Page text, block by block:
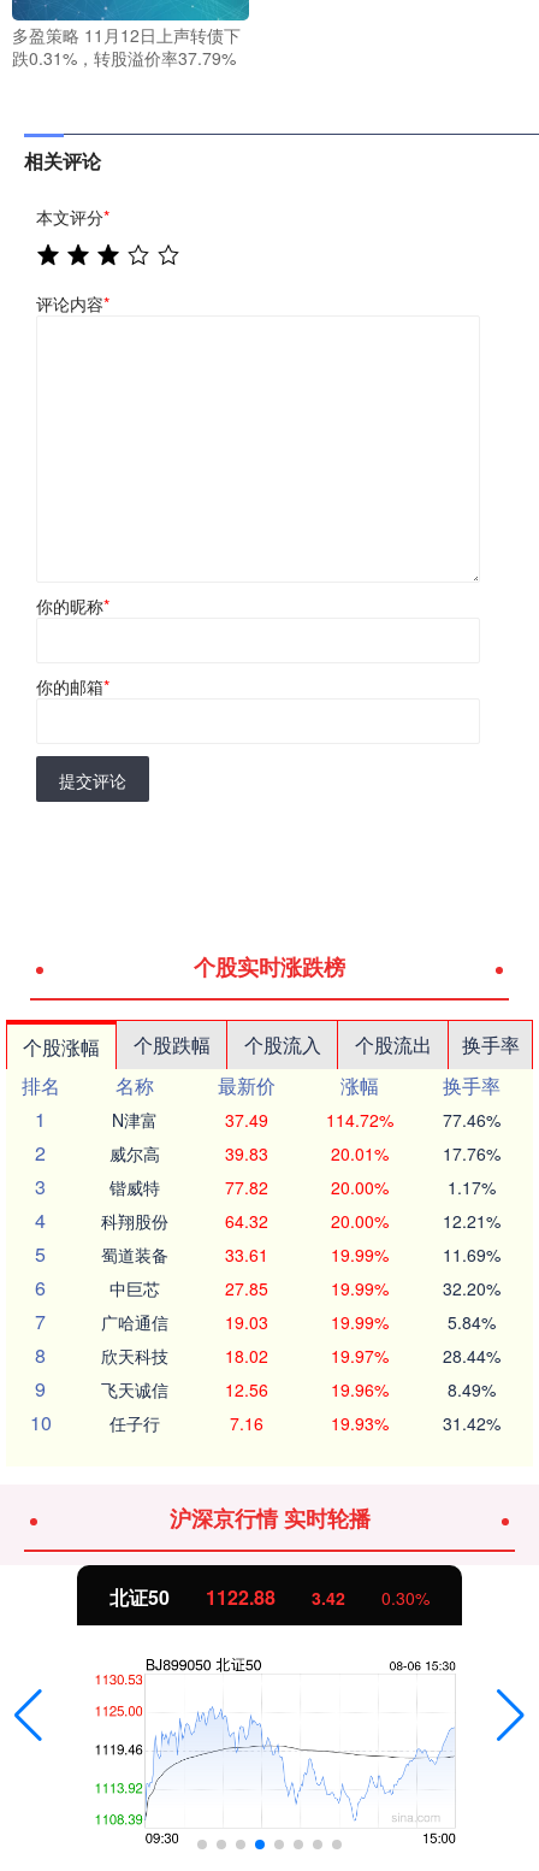
多盈策略 11月12日上声转债下
跌0.31%，转股溢价率37.79%
相关评论
本文评分*
评论内容*
你的昵称*
你的邮箱*
提交评论
个股实时涨跌榜
个股涨幅 个股跌幅 个股流入 个股流出
换手率
排名
名称 最新价 涨幅
换手率
1
N津富 37.49 114.72% 77.46%
2 威尔高 39.83 20.01% 17.76%
3 锴威特 77.82 20.00% 1.17%
4 科翔股份 64.32 20.00% 12.21%
5 蜀道装备 33.61 19.99% 11.69%
6 中巨芯 27.85 19.99% 32.20%
7 广哈通信 19.03 19.99% 5.84%
8 欣天科技 18.02 19.97% 28.44%
9 飞天诚信 12.56 19.96% 8.49%
10 任子行 7.16 19.93% 31.42%
沪深京行情 实时轮播
北证50 1122.88 3.42 0.30%